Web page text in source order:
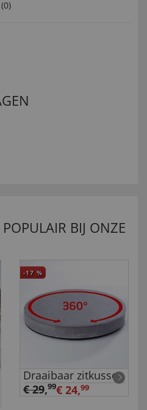
0)
BIJ ONZE
-17 %
Draaibaar zitkussen
€ 29,99€ 24,99